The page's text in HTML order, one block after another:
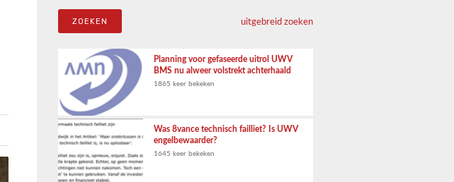
uitgebreid zoeken
Planning voor gefaseerde uitrol UWV
BMS nu alweer volstrekt achterhaald
1865 keer bekeken
Was 8vance technisch failliet? Is UWV
engelbewaarder?
1645 keer bekeken